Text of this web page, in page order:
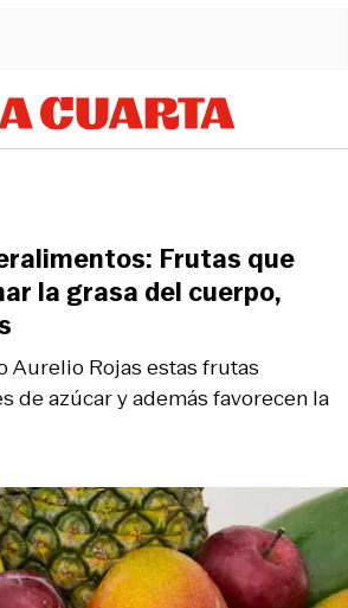
Aurelio Rojas estas frutas
de azúcar y además favorecen la
Frutas que
la grasa del cuerpo,